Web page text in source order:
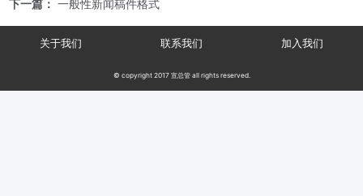
下一篇： 一般性新闻稿件格式
关于我们 联系我们 加入我们
© copyright 2017 宣总管 all rights reserved.